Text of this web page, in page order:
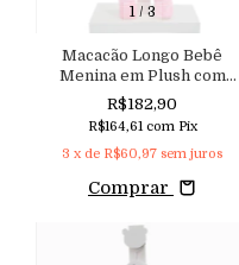
1/ 3
Macacão Longo Bebê
Menina em Plush com
Casaquinho Sobreposto em
Cotele Forrado Aconchego
R$182,90
R$164,61 com Pix
3 x de R$60,97 sem juros
Comprar